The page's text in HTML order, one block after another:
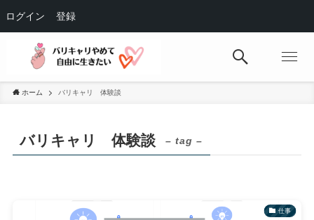
ログイン 登録
ホーム バリキャリ 体験談
バリキャリ 体験談 – tag –
仕事